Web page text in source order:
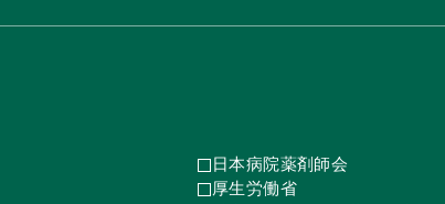
日本病院薬剤師会
厚生労働省